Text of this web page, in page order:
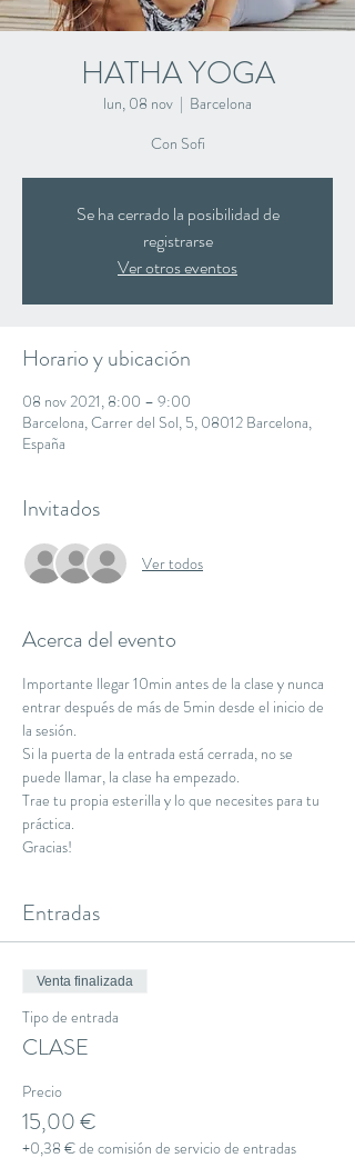
HATHA YOGA
lun, 08 nov
  |
Barcelona
Con Sofi
Se ha cerrado la posibilidad de
registrarse
Ver otros eventos
Horario y ubicación
08 nov 2021, 8:00 – 9:00
Barcelona, Carrer del Sol, 5, 08012 Barcelona,
España
Invitados
Ver todos
Acerca del evento
Importante llegar 10min antes de la clase y nunca
entrar después de más de 5min desde el inicio de
la sesión.
Si la puerta de la entrada está cerrada, no se
puede llamar, la clase ha empezado.
Trae tu propia esterilla y lo que necesites para tu
práctica.
Gracias!
Entradas
Venta finalizada
Tipo de entrada
CLASE
Precio
15,00 €
+0,38 € de comisión de servicio de entradas